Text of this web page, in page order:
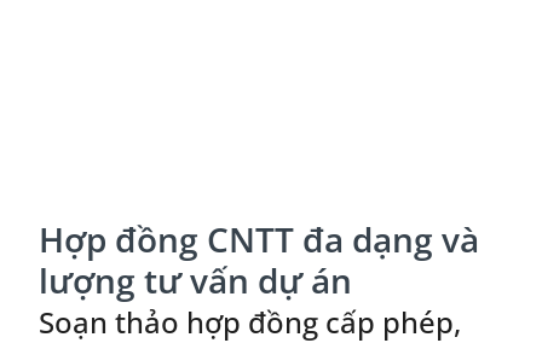
Hợp đồng CNTT đa dạng và
lượng tư vấn dự án
Soạn thảo hợp đồng cấp phép,